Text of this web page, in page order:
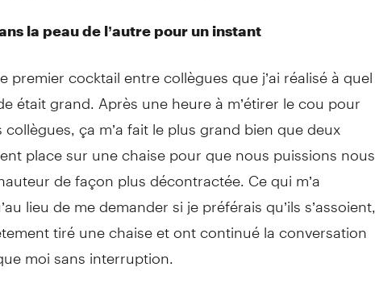
la peau de l’autre pour un instant
premier cocktail entre collègues que j’ai réalisé à quel
était grand. Après une heure à m’étirer le cou pour
ça m’a fait le plus grand bien que deux
place sur une chaise pour que nous puissions nous
de façon plus décontractée. Ce qui m’a
lieu de me demander si je préférais qu’ils s’assoient,
tiré une chaise et ont continué la conversation
moi sans interruption.